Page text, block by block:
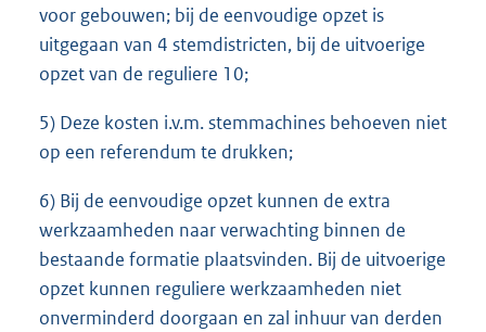
voor gebouwen; bij de eenvoudige opzet is
uitgegaan van 4 stemdistricten, bij de uitvoerige
opzet van de reguliere 10;
5) Deze kosten i.v.m. stemmachines behoeven niet
op een referendum te drukken;
6) Bij de eenvoudige opzet kunnen de extra
werkzaamheden naar verwachting binnen de
bestaande formatie plaatsvinden. Bij de uitvoerige
opzet kunnen reguliere werkzaamheden niet
onverminderd doorgaan en zal inhuur van derden